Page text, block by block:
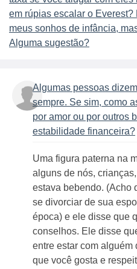
em rúpias escalar o
meus sonhos de infância,
Alguma sugestão?
Algumas pessoas
sempre. Se sim, como
por amor ou por outros
estabilidade financeira?
Uma figura paterna na
alguns de nós,
estava bebendo. (Acho
se divorciar de sua
época) e ele disse que
conselhos. Ele disse
entre estar com
que você gosta e